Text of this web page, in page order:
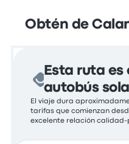
Obtén de
Esta ruta es
autobús
El viaje dura
tarifas que comienzan
excelente relación calidad-